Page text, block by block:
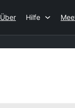
Über Hilfe